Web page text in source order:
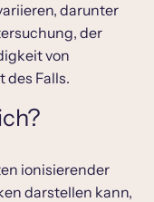
darunter
der
von
Falls.
ionisierender
darstellen kann,